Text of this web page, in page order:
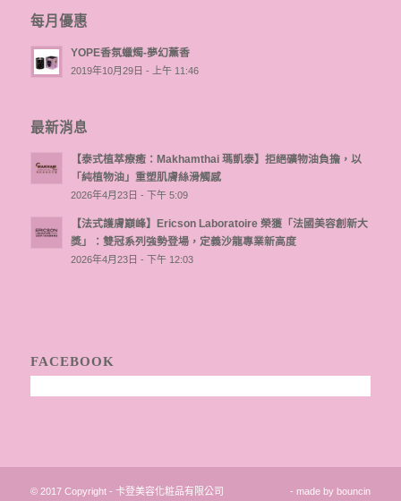
每月優惠
YOPE香氛蠟燭-夢幻薰香
2019年10月29日 - 上午 11:46
最新消息
【泰式植萃療癒：Makhamthai 瑪凱泰】拒絕礦物油負擔，以
「純植物油」重塑肌膚絲滑觸感
2026年4月23日 - 下午 5:09
【法式護膚巔峰】Ericson Laboratoire 榮獲「法國美容創新大
獎」：雙冠系列強勢登場，定義沙龍專業新高度
2026年4月23日 - 下午 12:03
FACEBOOK
© 2017 Copyright - 卡登美容化粧品有限公司 - made bybouncin